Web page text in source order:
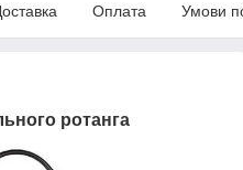
Оплата Умови
ротанга